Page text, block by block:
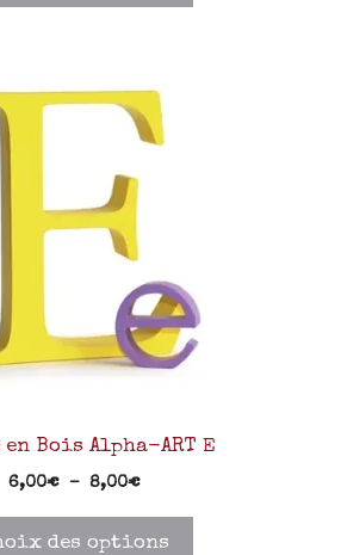
Bois Alpha-ART E
6,00€ – 8,00€
des options